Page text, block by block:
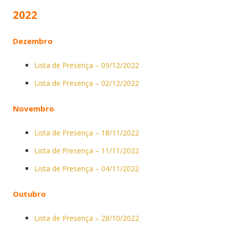
2022
Dezembro
Lista de Presença – 09/12/2022
Lista de Presença – 02/12/2022
Novembro
Lista de Presença – 18/11/2022
Lista de Presença – 11/11/2022
Lista de Presença – 04/11/2022
Outubro
Lista de Presença – 28/10/2022